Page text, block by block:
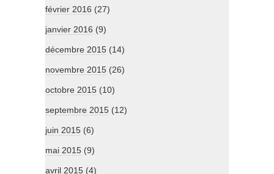
février 2016 (27)
janvier 2016 (9)
décembre 2015 (14)
novembre 2015 (26)
octobre 2015 (10)
septembre 2015 (12)
juin 2015 (6)
mai 2015 (9)
avril 2015 (4)